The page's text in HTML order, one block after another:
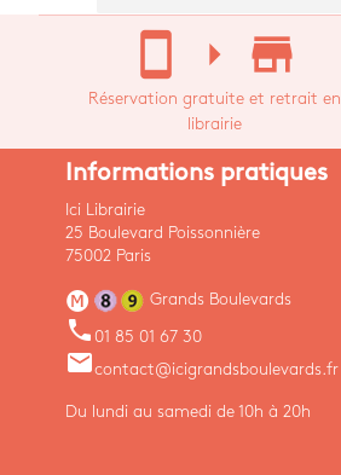
stay_current_portrait arrow_right store_mall_directory
Réservation gratuite et retrait en
librairie
Informations pratiques
Ici Librairie
25 Boulevard Poissonnière
75002 Paris
Grands Boulevards
phone 01 85 01 67 30
emailcontact@icigrandsboulevards.fr
Du lundi au samedi de 10h à 20h